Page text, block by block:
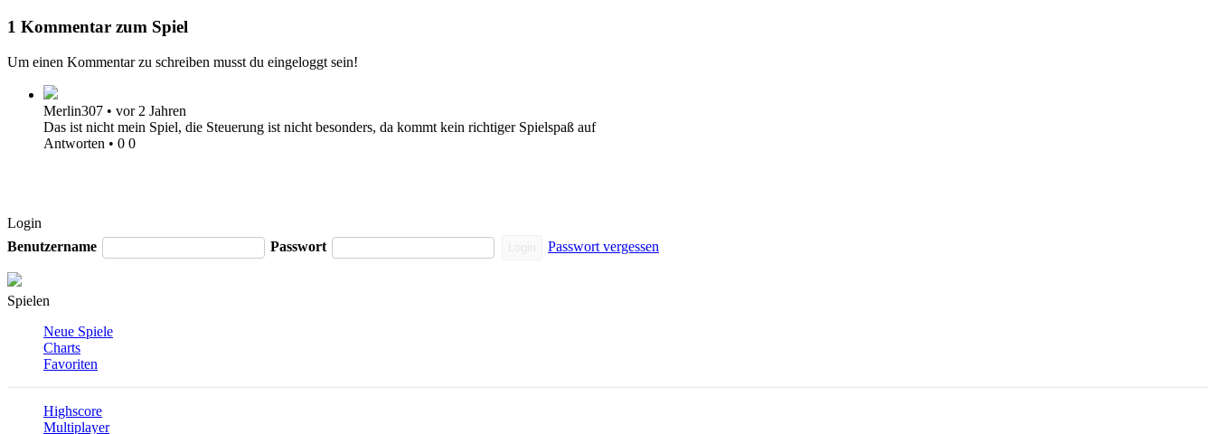
1 Kommentar zum Spiel
Um einen Kommentar zu schreiben musst du eingeloggt sein!
Merlin307 • vor 2 Jahren
Das ist nicht mein Spiel, die Steuerung ist nicht besonders, da kommt kein richtiger Spielspaß auf
Antworten • 0 0
Login
Benutzername
Passwort Passwort vergessen
Spielen
Neue Spiele
Charts
Favoriten
Highscore
Multiplayer